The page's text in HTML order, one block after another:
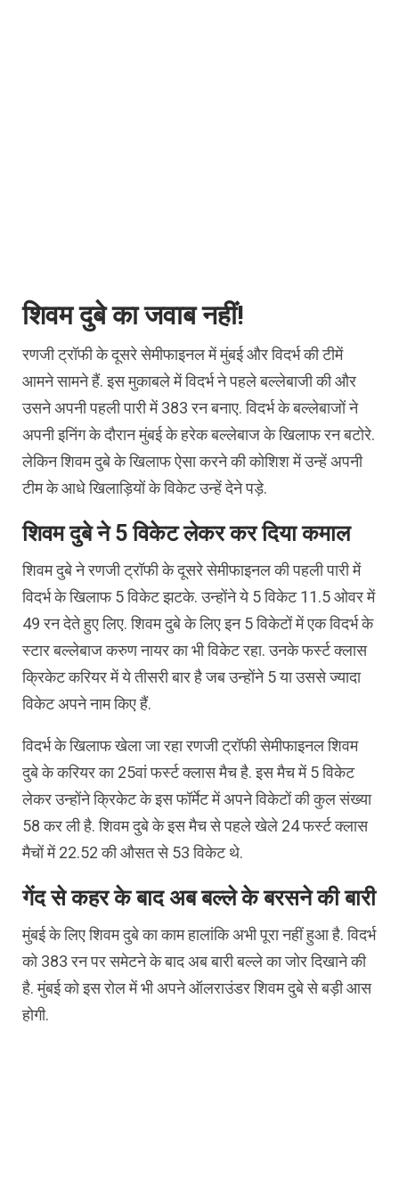
शिवम दुबे का जवाब नहीं!
रणजी ट्रॉफी के दूसरे सेमीफाइनल में मुंबई और विदर्भ की टीमें
आमने सामने हैं. इस मुकाबले में विदर्भ ने पहले बल्लेबाजी की और
उसने अपनी पहली पारी में 383 रन बनाए. विदर्भ के बल्लेबाजों ने
अपनी इनिंग के दौरान मुंबई के हरेक बल्लेबाज के खिलाफ रन बटोरे.
लेकिन शिवम दुबे के खिलाफ ऐसा करने की कोशिश में उन्हें अपनी
टीम के आधे खिलाड़ियों के विकेट उन्हें देने पड़े.
शिवम दुबे ने 5 विकेट लेकर कर दिया कमाल
शिवम दुबे ने रणजी ट्रॉफी के दूसरे सेमीफाइनल की पहली पारी में
विदर्भ के खिलाफ 5 विकेट झटके. उन्होंने ये 5 विकेट 11.5 ओवर में
49 रन देते हुए लिए. शिवम दुबे के लिए इन 5 विकेटों में एक विदर्भ के
स्टार बल्लेबाज करुण नायर का भी विकेट रहा. उनके फर्स्ट क्लास
क्रिकेट करियर में ये तीसरी बार है जब उन्होंने 5 या उससे ज्यादा
विकेट अपने नाम किए हैं.
विदर्भ के खिलाफ खेला जा रहा रणजी ट्रॉफी सेमीफाइनल शिवम
दुबे के करियर का 25वां फर्स्ट क्लास मैच है. इस मैच में 5 विकेट
लेकर उन्होंने क्रिकेट के इस फॉर्मेट में अपने विकेटों की कुल संख्या
58 कर ली है. शिवम दुबे के इस मैच से पहले खेले 24 फर्स्ट क्लास
मैचों में 22.52 की औसत से 53 विकेट थे.
गेंद से कहर के बाद अब बल्ले के बरसने की बारी
मुंबई के लिए शिवम दुबे का काम हालांकि अभी पूरा नहीं हुआ है. विदर्भ
को 383 रन पर समेटने के बाद अब बारी बल्ले का जोर दिखाने की
है. मुंबई को इस रोल में भी अपने ऑलराउंडर शिवम दुबे से बड़ी आस
होगी.